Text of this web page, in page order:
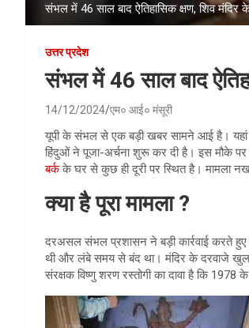
संभल में 46 साल बाद ऐतिहासिक क्षण, शिव
उत्तर प्रदेश
संभल में 46 साल बाद
14/12/2024 एम० आई० मंसूरी
यूपी के संभल से एक बड़ी खबर सामने आई है। यहां
हिंदुओं ने पूजा-अर्चना शुरू कर दी है। इस मौके
बर्कके घर से कुछ ही दूरी पर स्थित है। मामला
क्या है पूरा मामला ?
दरअसल संभल प्रशासन ने बड़ी कार्रवाई करते हुए
थी और लंबे समय से बंद था। मंदिर के दरवाजे खुलने
संरक्षक विष्णु शरण रस्तोगी का दावा है कि 1978 के